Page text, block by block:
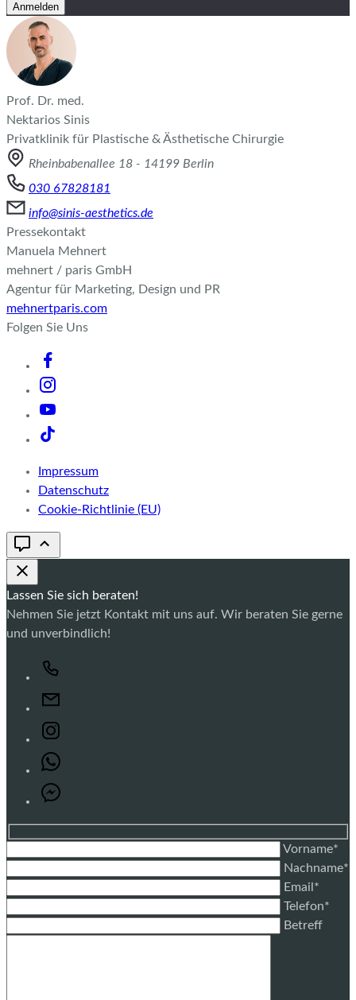
Anmelden
Prof. Dr. med.
Nektarios Sinis
Privatklinik für Plastische & Ästhetische Chirurgie
Rheinbabenallee 18 - 14199 Berlin
030 67828181
info@sinis-aesthetics.de
Pressekontakt
Manuela Mehnert
mehnert / paris GmbH
Agentur für Marketing, Design und PR
mehnertparis.com
Folgen Sie Uns
Impressum
Datenschutz
Cookie-Richtlinie (EU)
Lassen Sie sich beraten!
Nehmen Sie jetzt Kontakt mit uns auf. Wir beraten Sie gerne
und unverbindlich!
Vorname*
Nachname*
Email*
Telefon*
Betreff